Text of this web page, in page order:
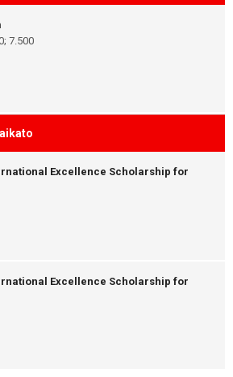
7.500
Excellence Scholarship for
Excellence Scholarship for